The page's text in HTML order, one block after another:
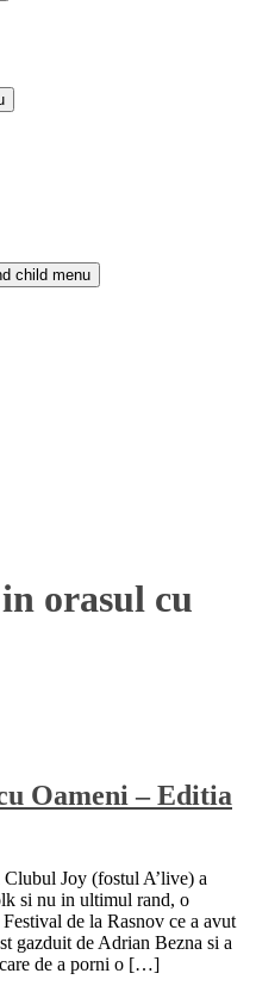
child menu
orasul cu
Oameni – Editia
Joy (fostul A’live) a
si nu in ultimul rand, o
de la Rasnov ce a avut
gazduit de Adrian Bezna si a
de a porni o […]